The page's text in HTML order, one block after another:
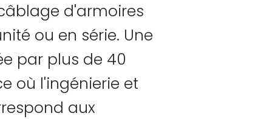
d'armoires
ou en série. Une
par plus de 40
où l'ingénierie et
aux